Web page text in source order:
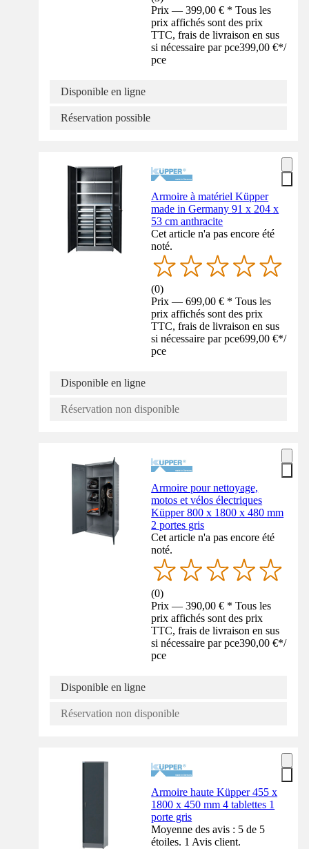
Prix — 399,00 € * Tous les
prix affichés sont des prix
TTC, frais de livraison en sus
si nécessaire par pce399,00 €*/
pce
Disponible en ligne
Réservation possible
Armoire à matériel Küpper
made in Germany 91 x 204 x
53 cm anthracite
Cet article n'a pas encore été
noté.
(0)
Prix — 699,00 € * Tous les
prix affichés sont des prix
TTC, frais de livraison en sus
si nécessaire par pce699,00 €*/
pce
Disponible en ligne
Réservation non disponible
Armoire pour nettoyage,
motos et vélos électriques
Küpper 800 x 1800 x 480 mm
2 portes gris
Cet article n'a pas encore été
noté.
(0)
Prix — 390,00 € * Tous les
prix affichés sont des prix
TTC, frais de livraison en sus
si nécessaire par pce390,00 €*/
pce
Disponible en ligne
Réservation non disponible
Armoire haute Küpper 455 x
1800 x 450 mm 4 tablettes 1
porte gris
Moyenne des avis : 5 de 5
étoiles. 1 Avis client.